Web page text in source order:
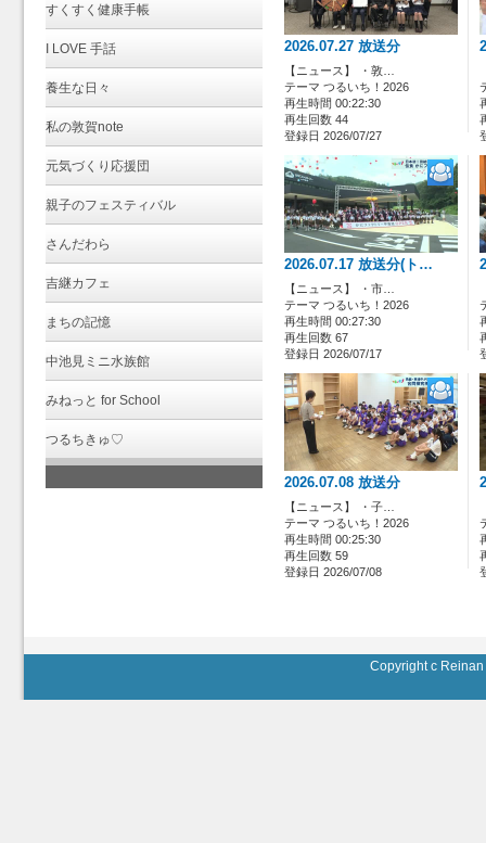
すくすく健康手帳
I LOVE 手話
養生な日々
私の敦賀note
元気づくり応援団
親子のフェスティバル
さんだわら
吉継カフェ
まちの記憶
中池見ミニ水族館
みねっと for School
つるちきゅ♡
2026.07.27 放送分
【ニュース】 ・敦…
テーマ つるいち！2026
再生時間 00:22:30
再生回数 44
登録日 2026/07/27
2026.07.17 放送分(ト…
【ニュース】 ・市…
テーマ つるいち！2026
再生時間 00:27:30
再生回数 67
登録日 2026/07/17
2026.07.08 放送分
【ニュース】 ・子…
テーマ つるいち！2026
再生時間 00:25:30
再生回数 59
登録日 2026/07/08
Copyright c